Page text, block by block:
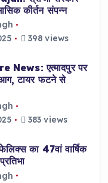
कीर्तन संपन्न
398 views
एत्मादपुर पर
टायर फटने से
383 views
का 47वां वार्षिक